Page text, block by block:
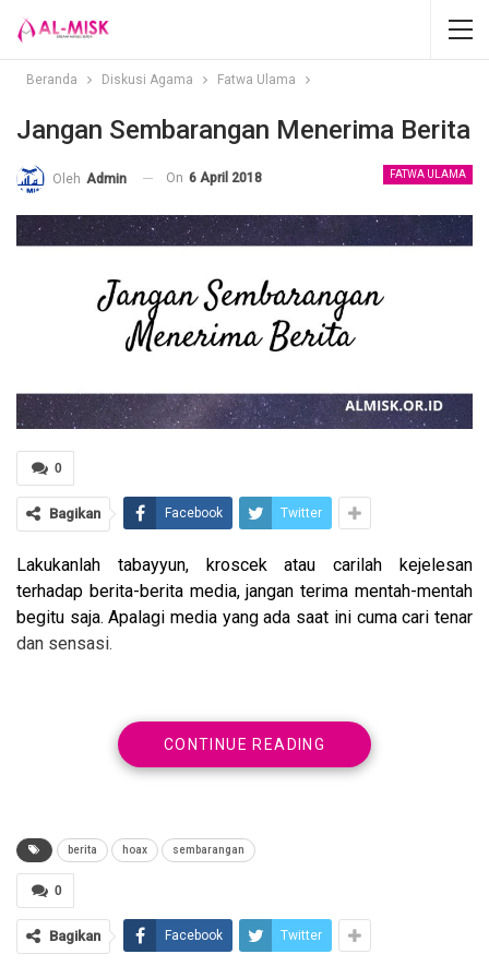
Beranda Diskusi Agama Fatwa Ulama
Jangan Sembarangan Menerima Berita
FATWA ULAMA
Oleh Admin On 6 April 2018
0
Bagikan Facebook Twitter
Lakukanlah tabayyun, kroscek atau carilah kejelesan
terhadap berita-berita media, jangan terima mentah-mentah
begitu saja. Apalagi media yang ada saat ini cuma cari tenar
dan sensasi.
Allah Ta’ala berfirman,
يَا أَيُّهَا الَّذِينَ آَمَنُوا إِنْ جَاءَكُمْ فَاسِقٌ بِنَبَإٍ فَتَبَيَّنُوا أَنْ
CONTINUE READING
berita hoax sembarangan
0
Bagikan Facebook Twitter